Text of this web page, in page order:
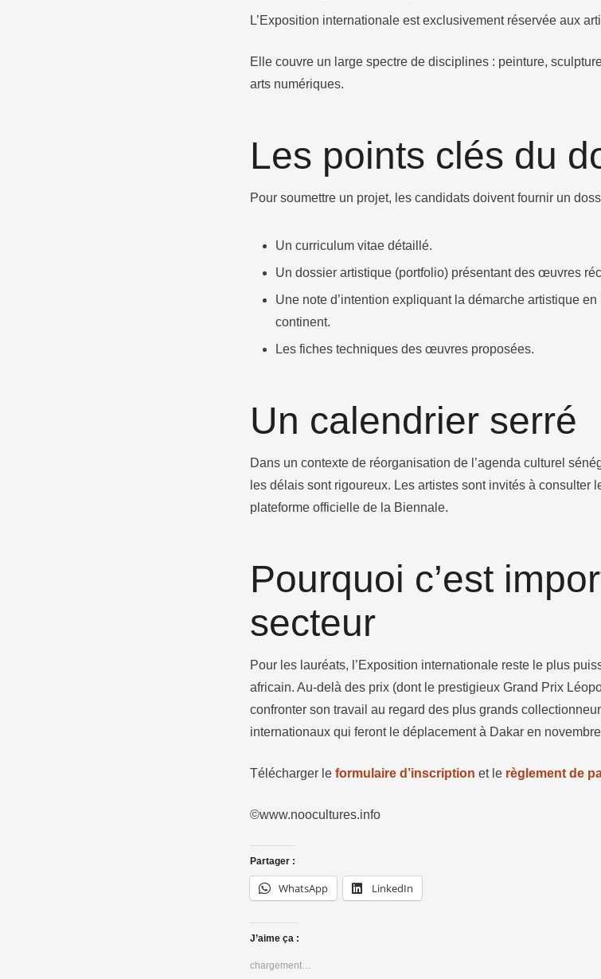
L’Exposition internationale est exclusivement réservée aux
Elle couvre un large spectre de disciplines : peinture,
arts numériques.​
Les points clés du
Pour soumettre un projet, les candidats doivent fournir un
Un curriculum vitae détaillé.​
Un dossier artistique (portfolio) présentant des œuvres
Une note d’intention expliquant la démarche artistique
continent.​
Les fiches techniques des œuvres proposées.
​Un calendrier serré​
Dans un contexte de réorganisation de l’agenda culturel
les délais sont rigoureux. Les artistes sont invités à consulter
plateforme officielle de la Biennale.​
Pourquoi c’est
secteur​
Pour les lauréats, l’Exposition internationale reste le plus
africain. Au-delà des prix (dont le prestigieux Grand Prix
confronter son travail au regard des plus grands
internationaux qui feront le déplacement à Dakar en
Télécharger le formulaire d’inscription et le règlement de
©www.noocultures.info
Partager :
WhatsApp LinkedIn
J’aime ça :
chargement…